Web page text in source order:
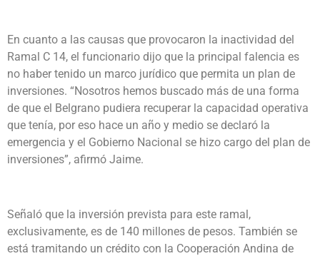
En cuanto a las causas que provocaron la inactividad del
Ramal C 14, el funcionario dijo que la principal falencia es
no haber tenido un marco jurídico que permita un plan de
inversiones. “Nosotros hemos buscado más de una forma
de que el Belgrano pudiera recuperar la capacidad operativa
que tenía, por eso hace un año y medio se declaró la
emergencia y el Gobierno Nacional se hizo cargo del plan de
inversiones”, afirmó Jaime.
Señaló que la inversión prevista para este ramal,
exclusivamente, es de 140 millones de pesos. También se
está tramitando un crédito con la Cooperación Andina de